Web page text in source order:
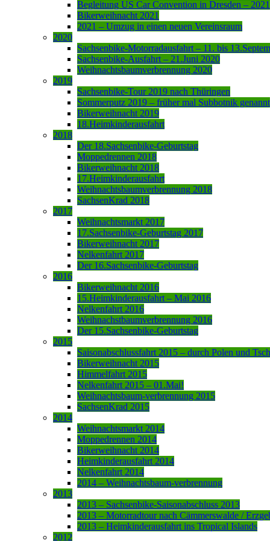
Begleitung US Car Convention in Dresden – 2021
Bikerweihnacht 2021
2021 – Umzug in einen neuen Vereinsraum
2020
Sachsenbike-Motorradausfahrt – 11. bis
Sachsenbike-Ausfahrt – 21.Juni 2020
Weihnachtsbaumverbrennung 2020
2019
Sachsenbike-Tour 2019 nach Thüringen
Sommerputz 2019 – früher mal Subbotnik genannt
Bikerweihnacht 2019
18.Heimkinderausfahrt
2018
Der 18.Sachsenbike-Geburtstag
Moppedrennen 2018
Bikerweihnacht 2018
17.Heimkinderausfahrt
Weihnachtsbaumverbrennung 2018
SachsenKrad 2018
2017
Weihnachtsmarkt 2017
17.Sachsenbike-Geburtstag 2017
Bikerweihnacht 2017
Nelkenfahrt 2017
Der 16.Sachsenbike-Geburtstag
2016
Bikerweihnacht 2016
15.Heimkinderausfahrt – Mai 2016
Nelkenfahrt 2016
Weihnachstbaumverbrennung 2016
Der 15.Sachsenbike-Geburtstag
2015
Saisonabschlussfahrt 2015 – durch Polen und
Bikerweihnacht 2015
Himmelfahrt 2015
Nelkenfahrt 2015 – 01.Mai!
Weihnachtsbaum-verbrennung 2015
SachsenKrad 2015
2014
Weihnachtsmarkt 2014
Moppedrennen 2014
Bikerweihnacht 2014
Heimkinderausfahrt 2014
Nelkenfahrt 2014
2014 – Weihnachtsbaum-verbrennung
2013
2013 – Sachsenbike-Saisonabschluss 2013
2013 – Motorradtour nach Cämmerswalde /
2013 – Heimkinderausfahrt ins Tropical Islands
2012